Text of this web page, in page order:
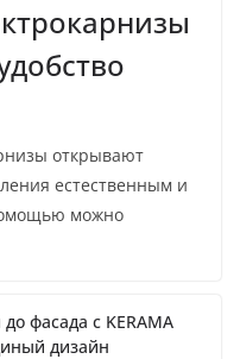
открывают
естественным и
можно
фасада с KERAMA
дизайн